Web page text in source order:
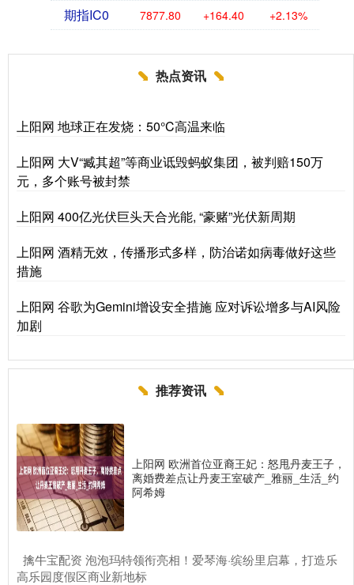
期指IC0 7877.80 +164.40 +2.13%
热点资讯
上阳网 地球正在发烧：50°C高温来临
上阳网 大V“臧其超”等商业诋毁蚂蚁集团，被判赔150万
元，多个账号被封禁
上阳网 400亿光伏巨头天合光能, “豪赌”光伏新周期
上阳网 酒精无效，传播形式多样，防治诺如病毒做好这些
措施
上阳网 谷歌为Gemini增设安全措施 应对诉讼增多与AI风险
加剧
推荐资讯
上阳网 欧洲首位亚裔王妃：怒甩丹麦王子，
离婚费差点让丹麦王室破产_雅丽_生活_约
阿希姆
​擒牛宝配资 泡泡玛特领衔亮相！爱琴海·缤纷里启幕，打造乐
高乐园度假区商业新地标